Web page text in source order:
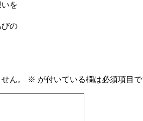
を
びの
ん。 ※ が付いている欄は必須項目で